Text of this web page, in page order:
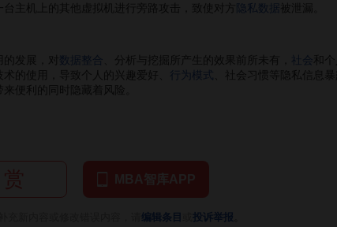
主机上的其他虚拟机进行旁路攻击，致使对方
隐私数据 被泄漏。
发展，对 数据整合 、分析与挖掘所产生的效果前所未有， 社会
和
的使用，导致个人的兴趣爱好、
行为模式
、社会习惯等隐私信息
便利的同时隐藏着风险。
编辑条目 投诉举报